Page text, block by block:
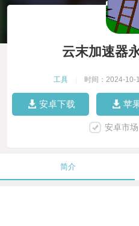
云末加速器
工具 时间：2024-10-
安卓下载 苹
安卓市
简介